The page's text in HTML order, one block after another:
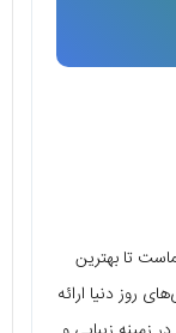
تا بهترین
روز دنیا ارائه